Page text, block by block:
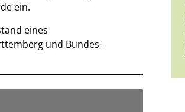
ein.
eines
und Bundes-